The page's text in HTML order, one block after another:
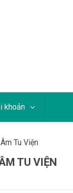
khoản
Tu Viện
TU VIỆN